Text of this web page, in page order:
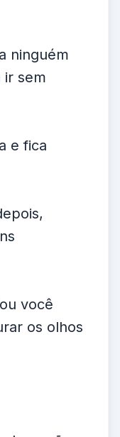
ninguém
ir sem
e fica
você
os olhos